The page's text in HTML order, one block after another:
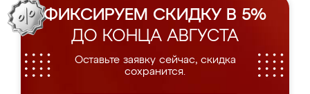
ФИКСИРУЕМ СКИДКУ В 5%
ДО КОНЦА АВГУСТА
Оставьте заявку сейчас, скидка
сохранится.